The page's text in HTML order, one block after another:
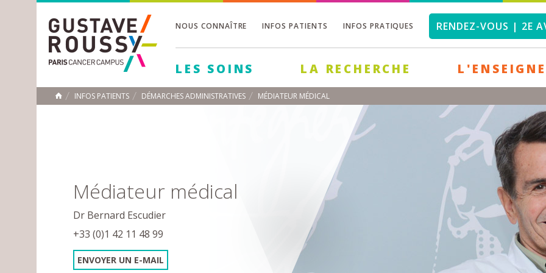
NOUS CONNAÎTRE INFOS PATIENTS INFOS PRATIQUES RENDEZ-VOUS | 2E
LES SOINS LA RECHERCHE
ACCUEIL
INFOS PATIENTS DÉMARCHES ADMINISTRATIVES MÉDIATEUR MÉDICAL
Médiateur médical
Dr Bernard Escudier
+33 (0)1 42 11 48 99
ENVOYER UN E-MAIL